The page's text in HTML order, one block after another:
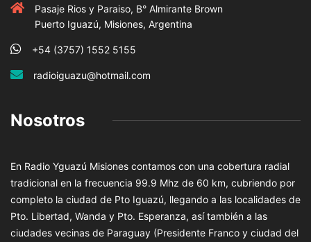
Pasaje Rios y Paraiso, B° Almirante Brown
Puerto Iguazú, Misiones, Argentina
+54 (3757) 1552 5155
radioiguazu@hotmail.com
Nosotros
En Radio Yguazú Misiones contamos con una cobertura radial
tradicional en la frecuencia 99.9 Mhz de 60 km, cubriendo por
completo la ciudad de Pto Iguazú, llegando a las localidades de
Pto. Libertad, Wanda y Pto. Esperanza, así también a las
ciudades vecinas de Paraguay (Presidente Franco y ciudad del